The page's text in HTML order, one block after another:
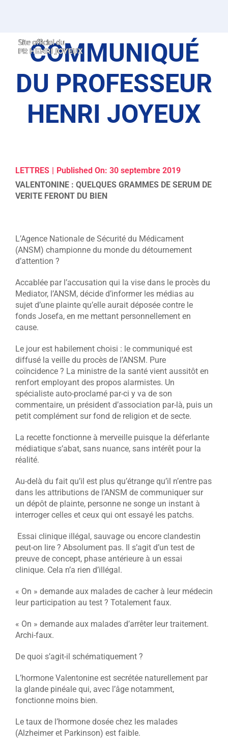
COMMUNIQUÉ
DU PROFESSEUR
HENRI JOYEUX
LETTRES | Published On: 30 septembre 2019
VALENTONINE : QUELQUES GRAMMES DE SERUM DE
VERITE FERONT DU BIEN
L’Agence Nationale de Sécurité du Médicament
(ANSM) championne du monde du détournement
d’attention ?
Accablée par l’accusation qui la vise dans le procès du
Mediator, l’ANSM, décide d’informer les médias au
sujet d’une plainte qu’elle aurait déposée contre le
fonds Josefa, en me mettant personnellement en
cause.
Le jour est habilement choisi : le communiqué est
diffusé la veille du procès de l’ANSM. Pure
coïncidence ? La ministre de la santé vient aussitôt en
renfort employant des propos alarmistes. Un
spécialiste auto-proclamé par-ci y va de son
commentaire, un président d’association par-là, puis un
petit complément sur fond de religion et de secte.
La recette fonctionne à merveille puisque la déferlante
médiatique s’abat, sans nuance, sans intérêt pour la
réalité.
Au-delà du fait qu’il est plus qu’étrange qu’il n’entre pas
dans les attributions de l’ANSM de communiquer sur
un dépôt de plainte, personne ne songe un instant à
interroger celles et ceux qui ont essayé les patchs.
Essai clinique illégal, sauvage ou encore clandestin
peut-on lire ? Absolument pas. Il s’agit d’un test de
preuve de concept, phase antérieure à un essai
clinique. Cela n’a rien d’illégal.
« On » demande aux malades de cacher à leur médecin
leur participation au test ? Totalement faux.
« On » demande aux malades d’arrêter leur traitement.
Archi-faux.
De quoi s’agit-il schématiquement ?
L’hormone Valentonine est secrétée naturellement par
la glande pinéale qui, avec l’âge notamment,
fonctionne moins bien.
Le taux de l’hormone dosée chez les malades
(Alzheimer et Parkinson) est faible.